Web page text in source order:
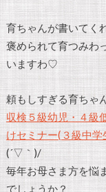
育ちゃんが書いてく
褒められて育つみわ
いますわ♡
頼もしすぎる育ちゃ
収検５級幼児・４級
けセミナー(３級中学
(´▽｀)/
毎年お母さま方を悩
でしょうか？